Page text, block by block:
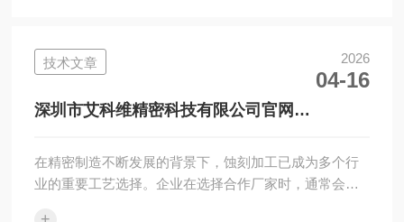
技术文章 2026
04-16
深圳市艾科维精密科技有限公司官网
品与加工能力说明
在精密制造不断发展的背景下，蚀刻加工已成为多个行
业的重要工艺选择。企业在选择合作厂家时，通常会通